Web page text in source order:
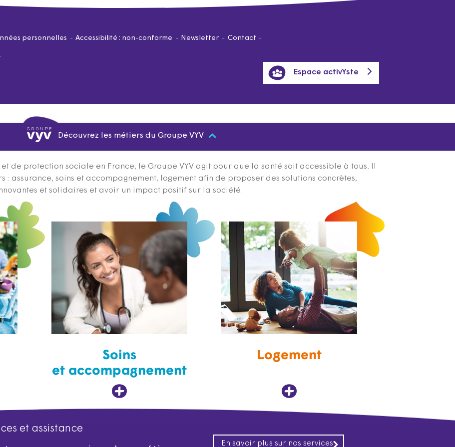
personnelles Accessibilité : non-conforme Newsletter Contact
Espace activYste
Découvrez les métiers du Groupe VYV
de protection sociale en France, le Groupe VYV agit pour que la santé soit accessible à tous. Il
: assurance, soins et accompagnement, logement afin de proposer des solutions concrètes,
et solidaires et avoir un impact positif sur la société.
Soins
et accompagnement
Logement
et assistance
En savoir plus sur nos services